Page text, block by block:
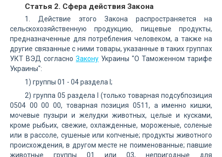
Статья 2. Сфера действия Закона
1. Действие этого Закона распространяется на
сельскохозяйственную продукцию, пищевые продукты,
предназначенные для потребления человеком, а также на
другие связанные с ними товары, указанные в таких группах
УКТ ВЭД согласно Закону Украины "О Таможенном тарифе
Украины":
1) группы 01 - 04 раздела I;
2) группа 05 раздела I (только товарная подсубпозиция
0504 00 00 00, товарная позиция 0511, а именно кишки,
мочевые пузыри и желудки животных, целые и кусками,
кроме рыбьих, свежие, охлажденные, мороженые, соленые
или в рассоле, сушеные или копченые; продукты животного
происхождения, в другом месте не поименованные; павшие
животные группы 01 или 03, непригодные для